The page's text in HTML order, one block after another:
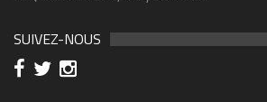
SUIVEZ-NOUS